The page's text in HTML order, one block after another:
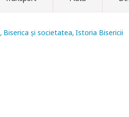
Biserica și societatea Istoria Bisericii